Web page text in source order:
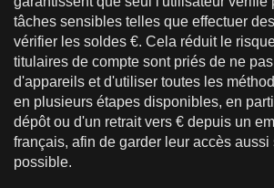
tâches sensibles telles que effectuer
vérifier les soldes €. Cela réduit le
titulaires de compte sont priés de ne
d'appareils et d'utiliser toutes les
en plusieurs étapes disponibles, en
dépôt ou d'un retrait vers € depuis un
français, afin de garder leur accès
possible.